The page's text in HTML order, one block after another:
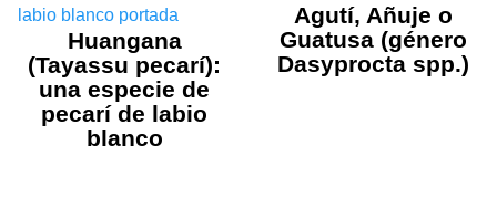
Huangana
(Tayassu pecarí):
una especie de
pecarí de labio
blanco
Agutí, Añuje o
Guatusa (género
Dasyprocta spp.)